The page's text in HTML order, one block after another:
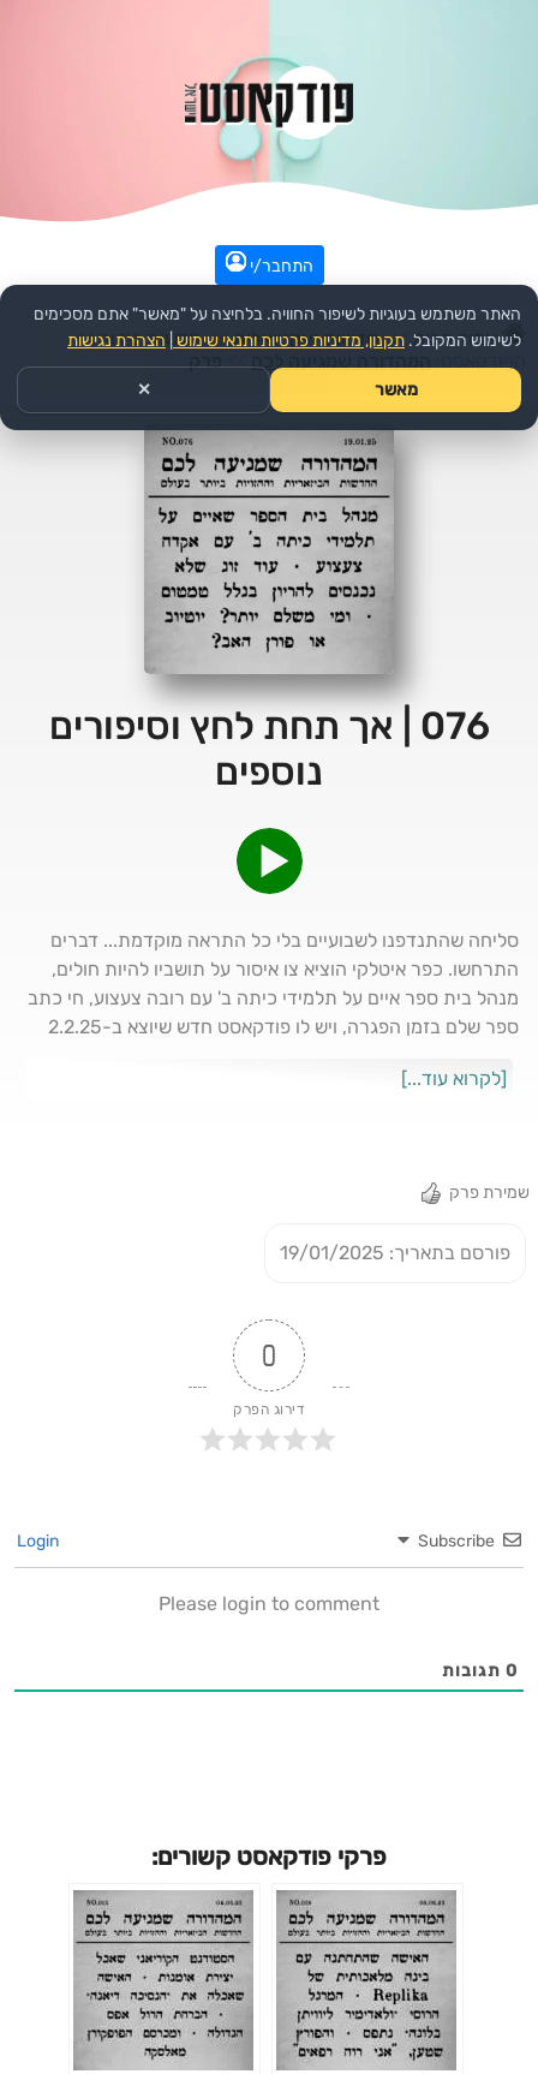
התחבר/י
עמוד הבית >> חדשות ואקטואליה >> חדשות בידור >>
המהדורה שמגיעה לכם >>פרק
076 | אך תחת לחץ וסיפורים
נוספים
סליחה שהתנדפנו לשבועיים בלי כל התראה מוקדמת... דברים
התרחשו. כפר איטלקי הוציא צו איסור על תושביו להיות חולים,
מנהל בית ספר איים על תלמידי כיתה ב' עם רובה צעצוע, חי כתב
ספר שלם בזמן הפגרה, ויש לו פודקאסט חדש שיוצא ב-2.2.25
- ⁠https://linktr.ee/tnrtyd⁠[לקרוא עוד...]
שמירת פרק
פורסם בתאריך: 19/01/2025
0
דירוג הפרק
Subscribe
Please login to comment
0 תגובות
פרקי פודקאסט קשורים:
האתר משתמש בעוגיות לשיפור החוויה. בלחיצה על "מאשר" אתם מסכימים
לשימוש המקובל. תקנון, מדיניות פרטיות ותנאי שימוש הצהרת נגישות
מאשר ✕